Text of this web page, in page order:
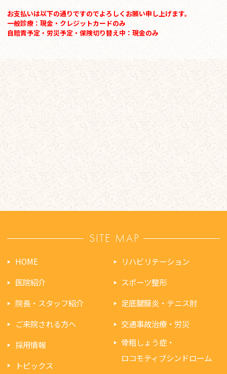
お支払いは以下の通りですのでよろしくお願い申し上げます。
一般診療：現金・クレジットカードのみ
自賠責予定・労災予定・保険切り替え中：現金のみ
SITE MAP
HOME
医院紹介
院長・スタッフ紹介
ご来院される方へ
採用情報
トピックス
リハビリテーション
スポーツ整形
足底腱膜炎・テニス肘
交通事故治療・労災
骨粗しょう症・
ロコモティブシンドローム